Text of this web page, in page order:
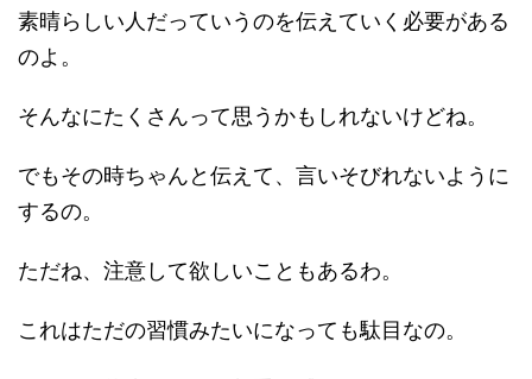
素晴らしい人だっていうのを伝えていく必要がある
のよ。
そんなにたくさんって思うかもしれないけどね。
でもその時ちゃんと伝えて、言いそびれないように
するの。
ただね、注意して欲しいこともあるわ。
これはただの習慣みたいになっても駄目なの。